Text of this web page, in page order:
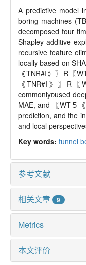
A predictive model
boring machines
decomposed four
Shapley additive
recursive feature
locally based on
《TNR#I》〗 R 〖
《TNR#I 》〗 R 〖
commonlyused
MAE, and
〖WT５《
prediction, and the
and local
Key words: tunnel
参考文献
相关文章 9
Metrics
本文评价